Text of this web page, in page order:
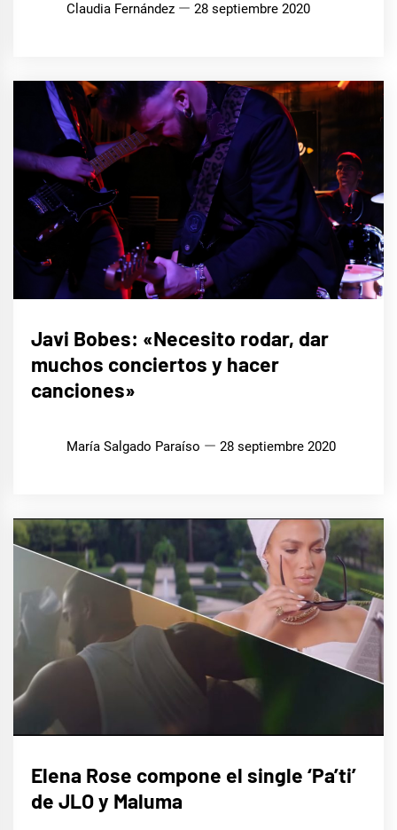
Claudia Fernández 28 septiembre 2020
MÚSICA
Javi Bobes: «Necesito rodar, dar
muchos conciertos y hacer
canciones»
María Salgado Paraíso 28 septiembre 2020
Elena Rose compone el single ‘Pa’ti’
de JLO y Maluma